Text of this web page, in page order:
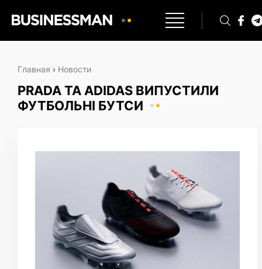
Главная › Новости
PRADA ТА ADIDAS ВИПУСТИЛИ
ФУТБОЛЬНІ БУТСИ